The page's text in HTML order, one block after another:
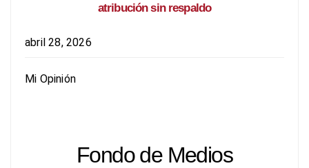
atribución sin respaldo
abril 28, 2026
Mi Opinión
Fondo de Medios